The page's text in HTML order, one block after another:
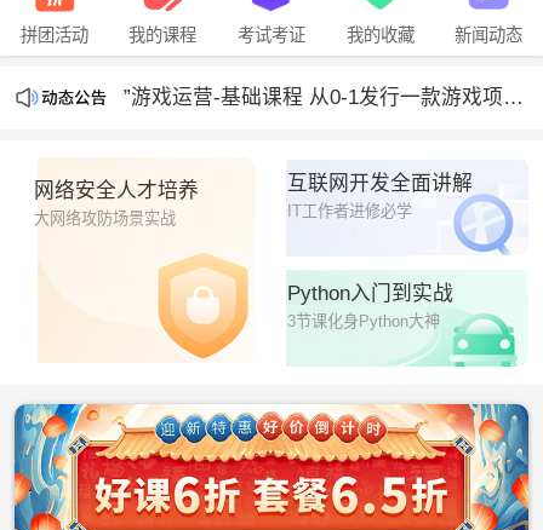
拼团活动 我的课程 考试考证 我的收藏 新闻动态
”游戏运营-基础课程 从0-1发行一款游戏项目“正在直播
“人工智能时代，人人必会的AI绘画设计课”开课啦
“人工智能时代，人人必会的AI绘画设计课”开课啦
网络安全人才培养
大网络攻防场景实战
互联网开发全面讲解
IT工作者进修必学
Python入门到实战
3节课化身Python大神